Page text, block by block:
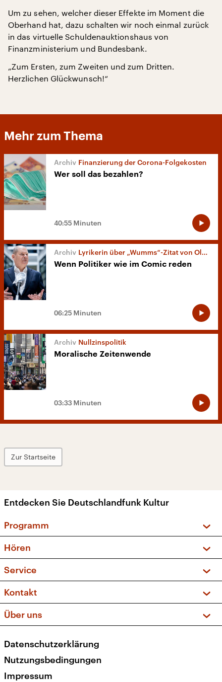
Um zu sehen, welcher dieser Effekte im Moment die
Oberhand hat, dazu schalten wir noch einmal zurück
in das virtuelle Schuldenauktionshaus von
Finanzministerium und Bundesbank.
„Zum Ersten, zum Zweiten und zum Dritten.
Herzlichen Glückwunsch!“
Mehr zum Thema
Finanzierung der Corona-Folgekosten
Wer soll das bezahlen?
40:55 Minuten
Lyrikerin über „Wumms“-Zitat von Olaf Scholz
Wenn Politiker wie im Comic reden
06:25 Minuten
Nullzinspolitik
Moralische Zeitenwende
03:33 Minuten
Zur Startseite
Entdecken Sie Deutschlandfunk Kultur
Programm
Sendungen und Podcasts
Musikliste
Kakadu – Das Kinderprogramm
Hören
Frequenzen (UKW + DAB+)
Service
FAQ
Apps
Newsletter
Veranstaltungen
Kontakt
Social Media
Über uns
Presse
Karriere
Datenschutzerklärung
Nutzungsbedingungen
Impressum